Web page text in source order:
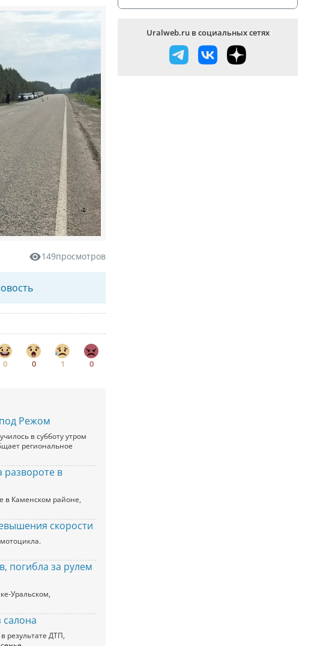
149просмотров
0 0 1 0
Режом
в субботу утром
региональное
в
в Каменском районе,
скорости
погибла за рулем
Уральском,
результате ДТП,
Uralweb.ru в социальных сетях